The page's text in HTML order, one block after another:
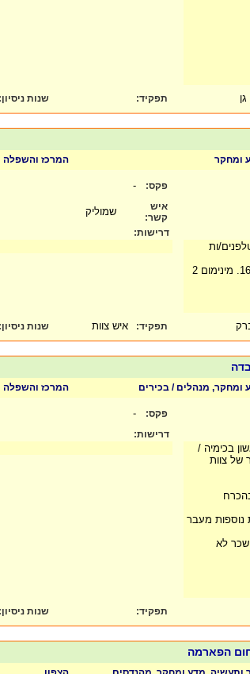
תפקיד: שנות ניסיון:
ומחקר המרכז והשפלה
פקס: -
איש
קשר:
שמוליק
ות
העבודה במשמרות בימים א'-ה' בשעות 16:00-21:30. מינימום 2
דרישות:
תפקיד: איש צוות שנות ניסיון:
ומחקר, מנהלים / בכירים המרכז והשפלה
פקס: -
בכימיה /
של צוות
שעות נוספות מעבר
שכר לא
דרישות:
תפקיד: שנות ניסיון:
הפארמה